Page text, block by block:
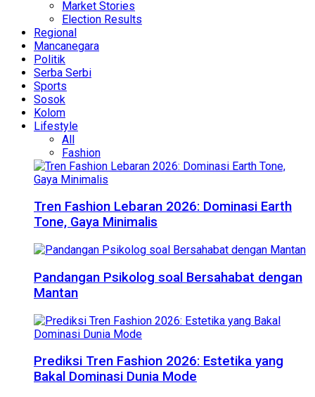
Market Stories
Election Results
Regional
Mancanegara
Politik
Serba Serbi
Sports
Sosok
Kolom
Lifestyle
All
Fashion
Tren Fashion Lebaran 2026: Dominasi Earth
Tone, Gaya Minimalis
Pandangan Psikolog soal Bersahabat dengan
Mantan
Prediksi Tren Fashion 2026: Estetika yang
Bakal Dominasi Dunia Mode